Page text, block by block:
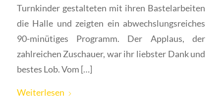
Turnkinder gestalteten mit ihren Bastelarbeiten
die Halle und zeigten ein abwechslungsreiches
90-minütiges Programm. Der Applaus, der
zahlreichen Zuschauer, war ihr liebster Dank und
bestes Lob. Vom […]
Weiterlesen